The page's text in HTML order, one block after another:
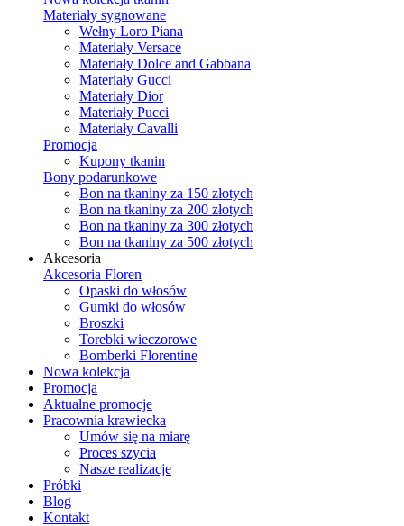
Materiały sygnowane
Wełny Loro Piana
Materiały Versace
Materiały Dolce and Gabbana
Materiały Gucci
Materiały Dior
Materiały Pucci
Materiały Cavalli
Promocja
Kupony tkanin
Bony podarunkowe
Bon na tkaniny za 150 złotych
Bon na tkaniny za 200 złotych
Bon na tkaniny za 300 złotych
Bon na tkaniny za 500 złotych
Akcesoria
Akcesoria Floren
Opaski do włosów
Gumki do włosów
Broszki
Torebki wieczorowe
Bomberki Florentine
Nowa kolekcja
Promocja
Aktualne promocje
Pracownia krawiecka
Umów się na miarę
Proces szycia
Nasze realizacje
Próbki
Blog
Kontakt